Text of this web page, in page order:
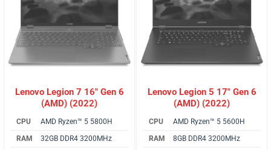
Lenovo Legion 7 16″ Gen 6
(AMD) (2022)
CPU
AMD Ryzen™ 5 5800H
RAM
32GB DDR4 3200MHz
Lenovo Legion 5 17″ Gen 6
(AMD) (2022)
CPU
AMD Ryzen™ 5 5600H
RAM
8GB DDR4 3200MHz